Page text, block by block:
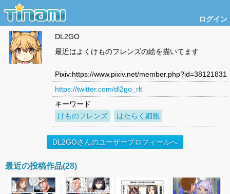
ログイン
DL2GO
最近はよくけものフレンズの絵を描いてます
Pixiv:https://www.pixiv.net/member.php?id=38121831
https://twitter.com/dl2go_rlt
キーワード
けものフレンズ
はたらく細胞
DL2GOさんのユーザープロフィールへ
最近の投稿作品(28)